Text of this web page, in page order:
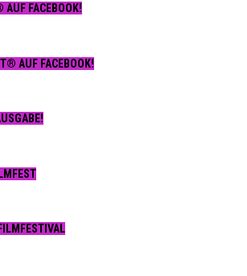
AUF FACEBOOK!
AUF FACEBOOK!